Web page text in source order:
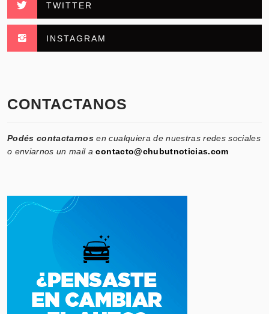
TWITTER
INSTAGRAM
CONTACTANOS
Podés contactarnos en cualquiera de nuestras redes sociales
o enviarnos un mail acontacto@chubutnoticias.com